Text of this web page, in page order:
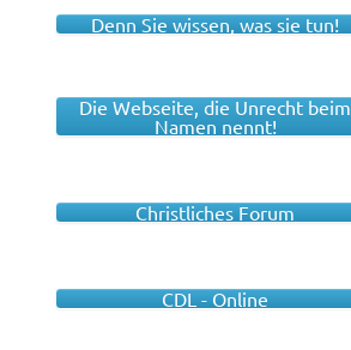
Denn Sie wissen, was sie tun!
Die Webseite, die Unrecht beim
Namen nennt!
Christliches Forum
CDL - Online